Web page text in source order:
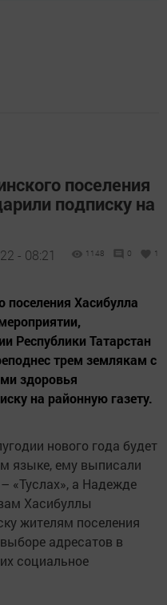
поселения
подписку на
- 08:21 1148 0 1
поселения Хасибулла
Республики Татарстан
трем землякам с
здоровья
на районную газету.
нового года будет
языке, ему выписали
«Туслах», а Надежде
Хасибуллы
жителям поселения
адресатов в
социальное